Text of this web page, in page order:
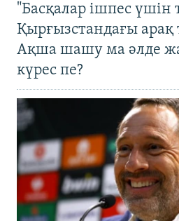
"Басқалар ішпес үшін
Қырғызстандағы арақ
Ақша шашу ма әлде
күрес пе?